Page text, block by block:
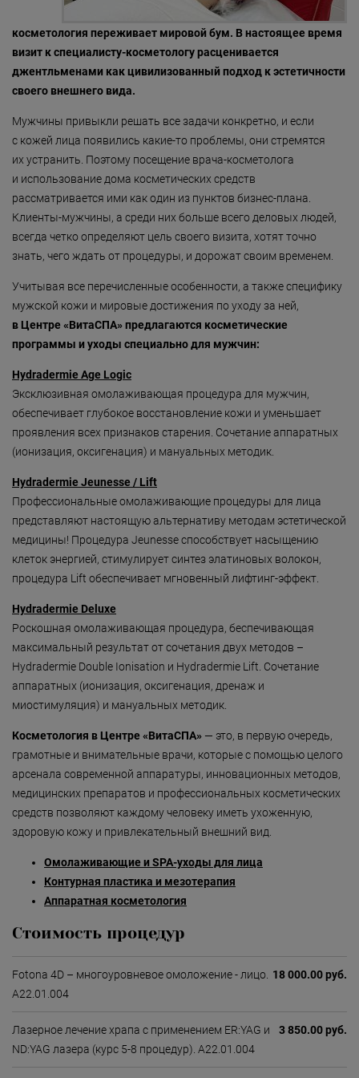
косметология переживает мировой бум. В настоящее время
визит к специалисту-косметологу расценивается
джентльменами как цивилизованный подход к эстетичности
своего внешнего вида.
Мужчины привыкли решать все задачи конкретно, и если
с кожей лица появились какие-то проблемы, они стремятся
их устранить. Поэтому посещение врача-косметолога
и использование дома косметических средств
рассматривается ими как один из пунктов бизнес-плана.
Клиенты-мужчины, а среди них больше всего деловых людей,
всегда четко определяют цель своего визита, хотят точно
знать, чего ждать от процедуры, и дорожат своим временем.
Учитывая все перечисленные особенности, а также специфику
мужской кожи и мировые достижения по уходу за ней,
в Центре «ВитаСПА» предлагаются косметические
программы и уходы специально для мужчин:
Hydradermie Age Logic
Эксклюзивная омолаживающая процедура для мужчин,
обеспечивает глубокое восстановление кожи и уменьшает
проявления всех признаков старения. Сочетание аппаратных
(ионизация, оксигенация) и мануальных методик.
Hydradermie Jeunesse / Lift
Профессиональные омолаживающие процедуры для лица
представляют настоящую альтернативу методам эстетической
медицины! Процедура Jeunesse способствует насыщению
клеток энергией, стимулирует синтез элатиновых волокон,
процедура Lift обеспечивает мгновенный лифтинг-эффект.
Hydradermie Deluxe
Роскошная омолаживающая процедура, беспечивающая
максимальный результат от сочетания двух методов –
Hydradermie Double Ionisation и Hydradermie Lift. Сочетание
аппаратных (ионизация, оксигенация, дренаж и
миостимуляция) и мануальных методик.
Косметология в Центре «ВитаСПА» — это, в первую очередь,
грамотные и внимательные врачи, которые с помощью целого
арсенала современной аппаратуры, инновационных методов,
медицинских препаратов и профессиональных косметических
средств позволяют каждому человеку иметь ухоженную,
здоровую кожу и привлекательный внешний вид.
Омолаживающие и SPA-уходы для лица
Контурная пластика и мезотерапия
Аппаратная косметология
Стоимость процедур
Fotona 4D – многоуровневое омоложение - лицо.
А22.01.004
18 000.00 руб.
Лазерное лечение храпа с применением ER:YAG и
ND:YAG лазера (курс 5-8 процедур). А22.01.004
3 850.00 руб.
«Beauty-ассорти»
«Леди Совершенство»
«Секрет Красоты»
«Гармония»
«Only for Men»
«Mirific»
«Мануальная терапия»
«Остеопатия»
«Здоровая спина»
«Гранатовая
«Роман с камнем»
«Магия массажа»
«Мудрость Тибета»
«Шоколадный Релакс»
«SPA-отпуск в Тибете»
«Кедровый рай»
«Сибирское здоровье»
«SPAсение»